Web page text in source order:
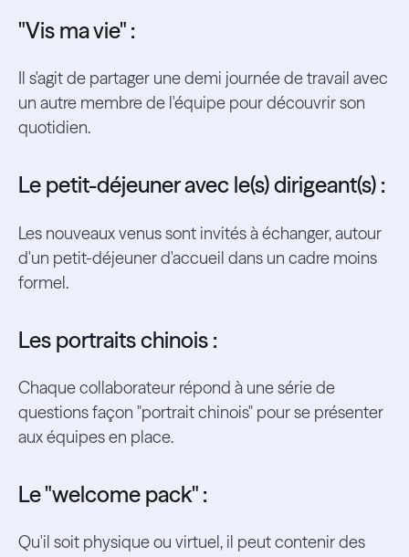
"Vis ma vie" :
Il s'agit de partager une demi journée de travail avec
un autre membre de l'équipe pour découvrir son
quotidien.
Le petit-déjeuner avec le(s) dirigeant(s) :
Les nouveaux venus sont invités à échanger, autour
d'un petit-déjeuner d'accueil dans un cadre moins
formel.
Les portraits chinois :
Chaque collaborateur répond à une série de
questions façon "portrait chinois" pour se présenter
aux équipes en place.
Le "welcome pack" :
Qu'il soit physique ou virtuel, il peut contenir des